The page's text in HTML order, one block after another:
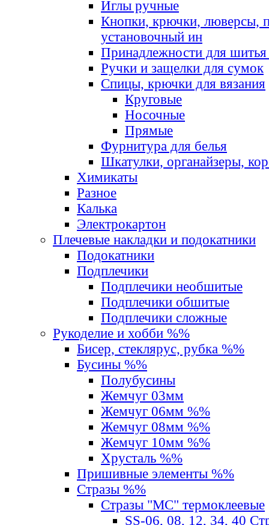
Иглы ручные
Кнопки, крючки, люверсы,
установочный ин
Принадлежности для шитья
Ручки и защелки для сумок
Спицы, крючки для вязания
Круговые
Носочные
Прямые
Фурнитура для белья
Шкатулки, органайзеры,
Химикаты
Разное
Калька
Электрокартон
Плечевые накладки и подокатники
Подокатники
Подплечики
Подплечики необшитые
Подплечики обшитые
Подплечики сложные
Рукоделие и хобби %%
Бисер, стеклярус, рубка %%
Бусины %%
Полубусины
Жемчуг 03мм
Жемчуг 06мм %%
Жемчуг 08мм %%
Жемчуг 10мм %%
Хрусталь %%
Пришивные элементы %%
Стразы %%
Стразы "MС" термоклеевые
SS-06, 08, 12, 34, 40